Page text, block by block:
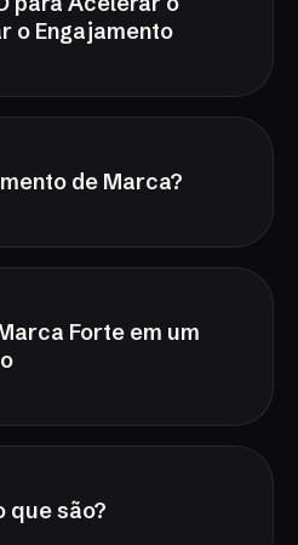
o Engajamento
de Marca?
Forte em um
que são?